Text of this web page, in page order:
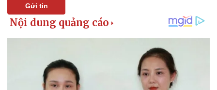
Doanh nhân
Vì cộng đồng
Gửi tin